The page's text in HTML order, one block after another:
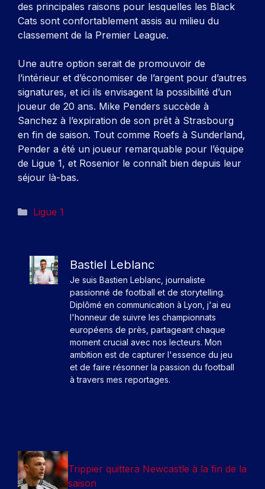
des principales raisons pour lesquelles les Black
Cats sont confortablement assis au milieu du
classement de la Premier League.
Une autre option serait de promouvoir de
l’intérieur et d’économiser de l’argent pour d’autres
signatures, et ici ils envisagent la possibilité d’un
joueur de 20 ans. Mike Penders succède à
Sanchez à l’expiration de son prêt à Strasbourg
en fin de saison. Tout comme Roefs à Sunderland,
Pender a été un joueur remarquable pour l’équipe
de Ligue 1, et Rosenior le connaît bien depuis leur
séjour là-bas.
Catégories
Ligue 1
Bastiel Leblanc
Je suis Bastien Leblanc, journaliste
passionné de football et de storytelling.
Diplômé en communication à Lyon, j'ai eu
l'honneur de suivre les championnats
européens de près, partageant chaque
moment crucial avec nos lecteurs. Mon
ambition est de capturer l'essence du jeu
et de faire résonner la passion du football
à travers mes reportages.
Trippier quittera Newcastle à la fin de la
saison